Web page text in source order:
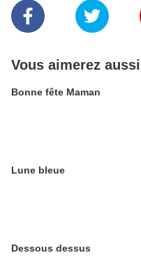
Vous aimerez aussi
Bonne fête Maman
Lune bleue
Dessous dessus